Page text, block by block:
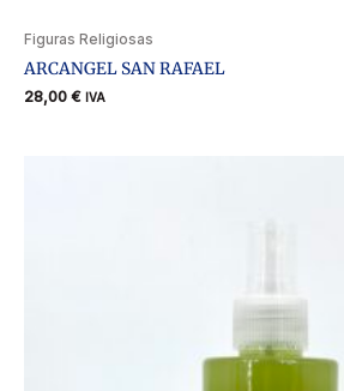
Figuras Religiosas
ARCANGEL SAN RAFAEL
28,00 € IVA